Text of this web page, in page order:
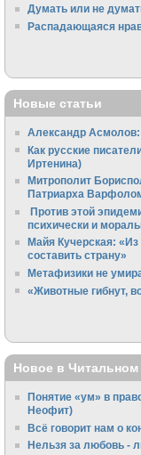
Думать или не
Распадающаяся
Новые статьи
Александр
Как русские
Иртенина)
Митрополит
Патриарха
Против этой
психически и
Майя Кучерская:
составить страну»
Метафизики не
«Животные гибнут,
Новое в Читальном
Понятие «ум» в
Неофит)
Всё говорит нам о
Нельзя за любовь -